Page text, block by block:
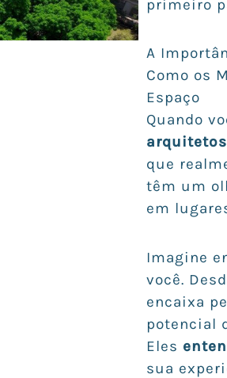
primeiro
A
Como os
Espaço
Quando
arquitetos
que
têm um
em
Imagine
você.
encaixa
potencial
Eles
sua